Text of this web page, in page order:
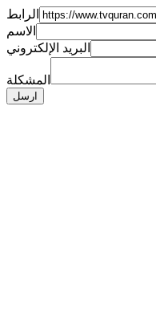
الرابط
الاسم
البريد الإلكتروني
المشكلة
ارسل